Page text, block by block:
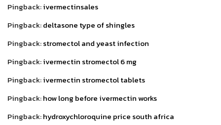
Pingback:ivermectinsales
Pingback:deltasone type of shingles
Pingback:stromectol and yeast infection
Pingback:ivermectin stromectol 6 mg
Pingback:ivermectin stromectol tablets
Pingback:how long before ivermectin works
Pingback:hydroxychloroquine price south africa